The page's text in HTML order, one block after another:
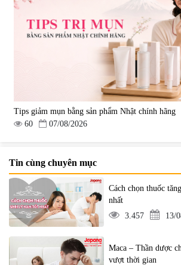
Tips giảm mụn bằng sản phẩm Nhật chính hãng
60
07/08/2026
Tin cùng chuyên mục
Cách chọn thuốc
nhất
3.457
13/
Maca – Thần dược
vượt thời gian